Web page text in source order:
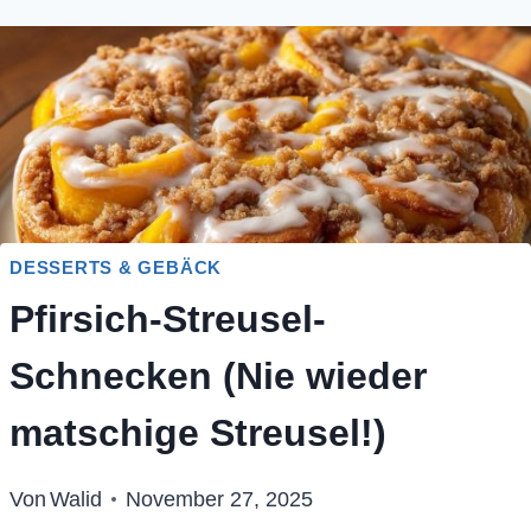
DESSERTS & GEBÄCK
Pfirsich-Streusel-
Schnecken (Nie wieder
matschige Streusel!)
Von Walid November 27, 2025